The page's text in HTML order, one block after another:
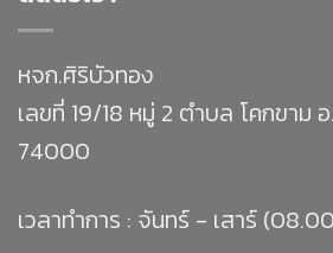
หจก.ศิริบัวทอง
เลขที่ 19/18 หมู่ 2 ตำบล โคกขาม
74000
เวลาทำการ : จันทร์ - เสาร์